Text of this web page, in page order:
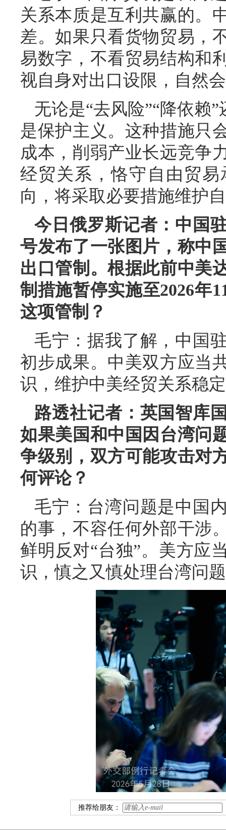
关系本质是互利共赢的。
差。如果只看货物贸易，
易数字，不看贸易结构和
视自身对出口设限，自然
无论是“去风险”“降依赖
是保护主义。这种措施只
成本，削弱产业长远竞争
经贸关系，恪守自由贸
向，将采取必要措施维护
今日俄罗斯记者：中国
号发布了一张图片，称中
出口管制。根据此前中美
制措施暂停实施至2026年
这项管制？
毛宁：据我了解，中国
初步成果。中美双方应当
识，维护中美经贸关系稳
路透社记者：英国智库
如果美国和中国因台湾问
争级别，双方可能攻击对
何评论？
毛宁：台湾问题是中国
的事，不容任何外部干涉
鲜明反对“台独”。美方应
识，慎之又慎处理台湾问
推荐给朋友：